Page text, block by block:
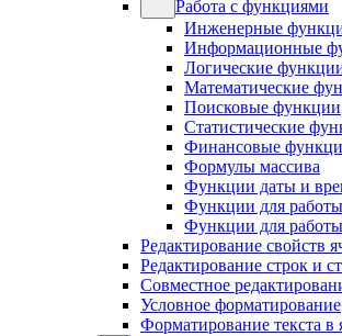
Работа с функциями
Инженерные
Информационные
Логические
Математические
Поисковые функции
Статистические
Финансовые
Формулы массива
Функции даты и
Функции для
Функции для
Редактирование свойств
Редактирование строк и
Совместное
Условное форматирование
Форматирование текста в